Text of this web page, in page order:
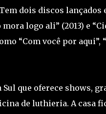
dois discos lançados
logo ali” (2013) e
“Com você por aqui”,
que oferece shows,
de luthieria. A casa